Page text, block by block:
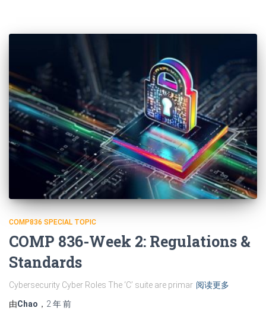
COMP836 SPECIAL TOPIC
COMP 836-Week 2: Regulations &
Standards
Cybersecurity Cyber Roles The ‘C’ suite are primar 阅读更多
由Chao ， 2 年前